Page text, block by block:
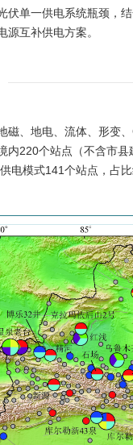
伏单一供电系统瓶颈，
互补供电方案。
磁、地电、流体、形变
220个站点（不含市
电模式141个站点，占